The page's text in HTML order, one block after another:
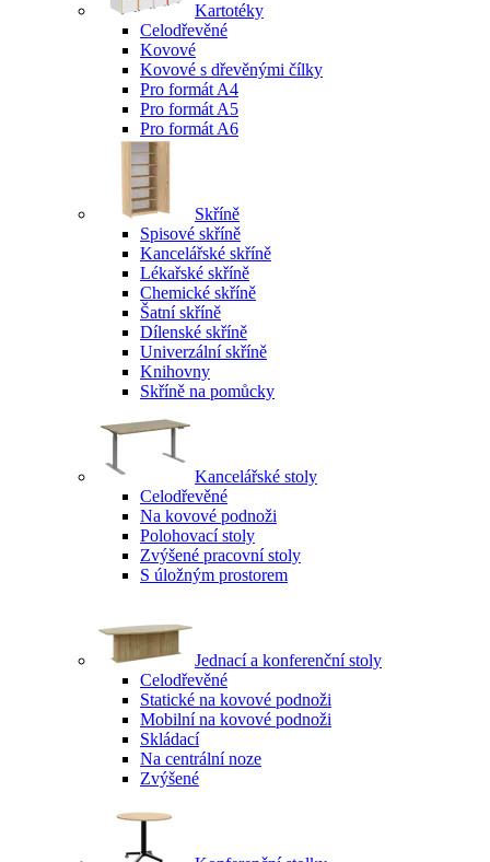
Kartotéky
Celodřevěné
Kovové
Kovové s dřevěnými čílky
Pro formát A4
Pro formát A5
Pro formát A6
Skříně
Spisové skříně
Kancelářské skříně
Lékařské skříně
Chemické skříně
Šatní skříně
Dílenské skříně
Univerzální skříně
Knihovny
Skříně na pomůcky
Kancelářské stoly
Celodřevěné
Na kovové podnoži
Polohovací stoly
Zvýšené pracovní stoly
S úložným prostorem
Jednací a konferenční stoly
Celodřevěné
Statické na kovové podnoži
Mobilní na kovové podnoži
Skládací
Na centrální noze
Zvýšené